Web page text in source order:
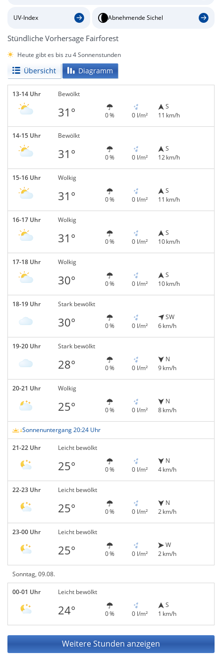
UV-Index Abnehmende Sichel
Stündliche Vorhersage Fairforest
Heute gibt es bis zu 4 Sonnenstunden
Übersicht Diagramm
13-14 Uhr Bewölkt
31° 0 % 0 l/m²
S
11 km/h
14-15 Uhr Bewölkt
31° 0 % 0 l/m²
S
12 km/h
15-16 Uhr Wolkig
31° 0 % 0 l/m²
S
11 km/h
16-17 Uhr Wolkig
31° 0 % 0 l/m²
S
10 km/h
17-18 Uhr Wolkig
30° 0 % 0 l/m²
S
10 km/h
18-19 Uhr Stark bewölkt
30° 0 % 0 l/m²
SW
6 km/h
19-20 Uhr Stark bewölkt
28° 0 % 0 l/m²
N
9 km/h
20-21 Uhr Wolkig
25° 0 % 0 l/m²
N
8 km/h
Sonnenuntergang 20:24 Uhr
21-22 Uhr Leicht bewölkt
25° 0 % 0 l/m²
N
4 km/h
22-23 Uhr Leicht bewölkt
25° 0 % 0 l/m²
N
2 km/h
23-00 Uhr Leicht bewölkt
25° 0 % 0 l/m²
W
2 km/h
Sonntag, 09.08.
00-01 Uhr Leicht bewölkt
24° 0 % 0 l/m²
S
1 km/h
Weitere Stunden anzeigen